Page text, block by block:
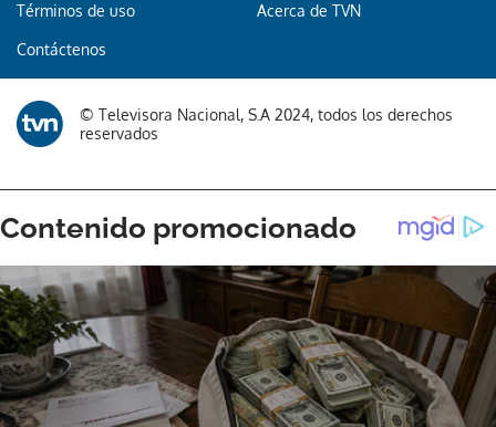
Términos de uso Acerca de TVN
Contáctenos
© Televisora Nacional, S.A 2024, todos los derechos
reservados